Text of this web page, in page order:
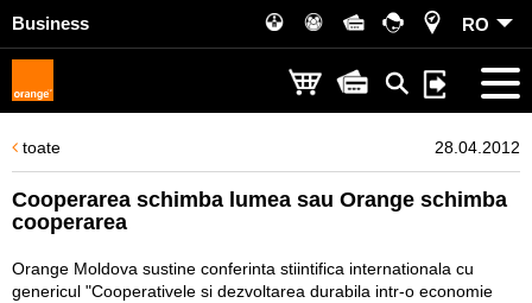
Business RO
toate 28.04.2012
Cooperarea schimba lumea sau Orange schimba
cooperarea
Orange Moldova sustine conferinta stiintifica internationala cu
genericul "Cooperativele si dezvoltarea durabila intr-o economie